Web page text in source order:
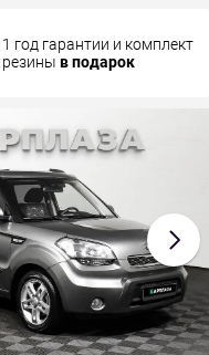
1 год гарантии и комплект
резины в подарок